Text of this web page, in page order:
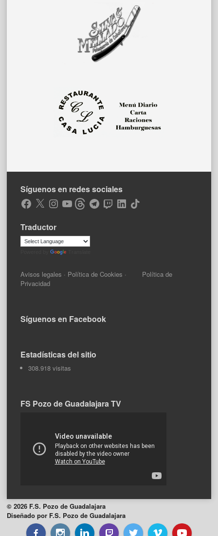
Síguenos en redes sociales
Facebook
X Instagram
YouTubeThreadsTelegramTwitchLinkedIn
TikTok
Traductor
Avisos legales · Política de Cookies · Política de
Privacidad
Síguenos en Facebook
Estadísticas del sitio
308.918 visitas
FS Pozo de Guadalajara TV
© 2026 F.S. Pozo de Guadalajara
Diseñado por F.S. Pozo de Guadalajara